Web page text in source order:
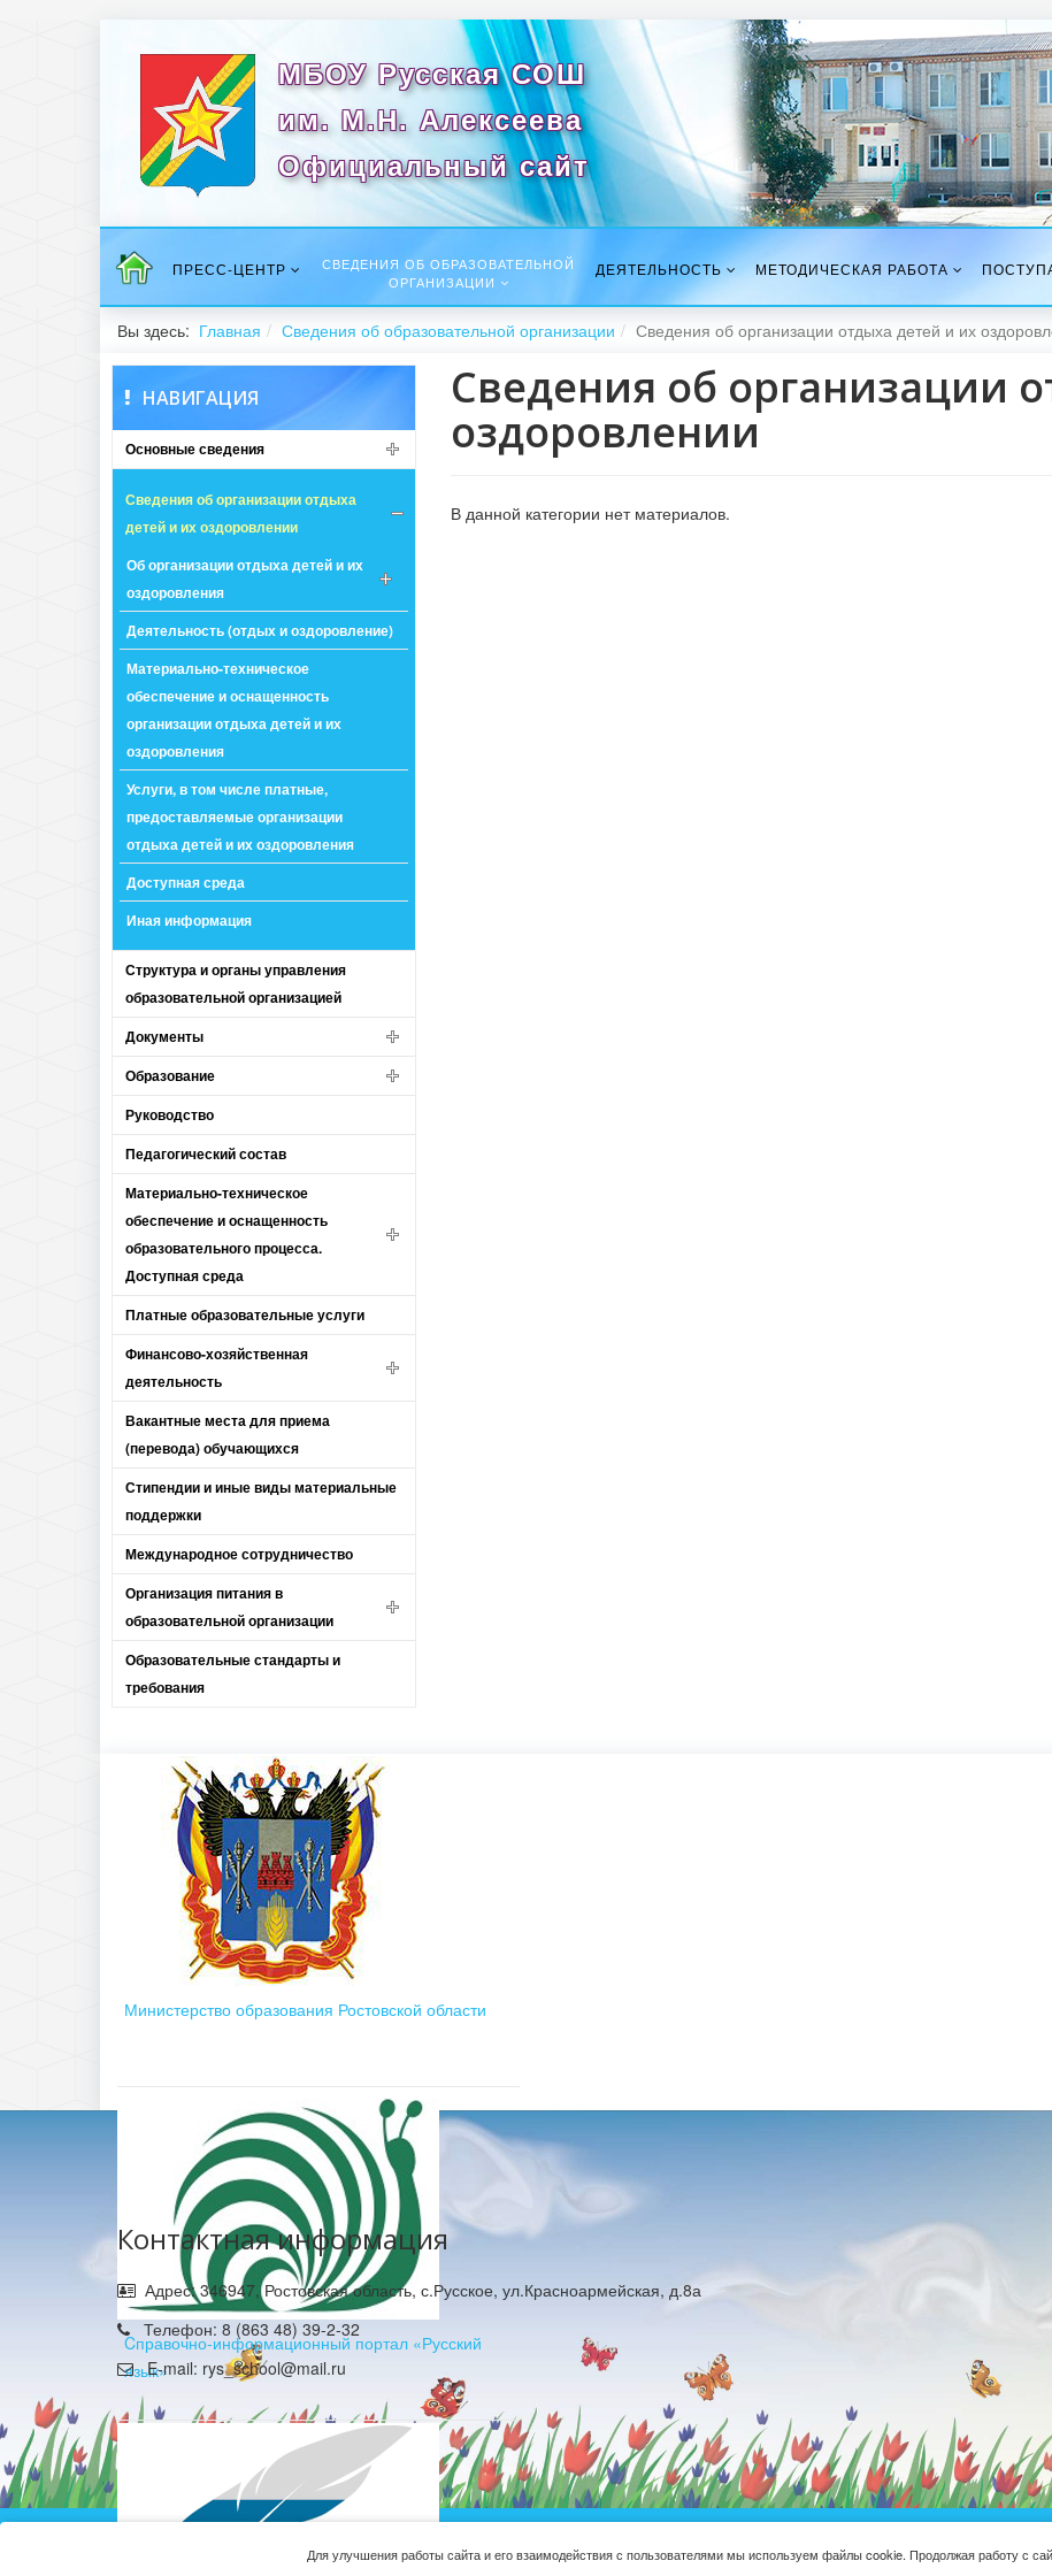
МБОУ Русская СОШ
им. М.Н. Алексеева
Официальный сайт
ПРЕСС-ЦЕНТР
СВЕДЕНИЯ ОБ ОБРАЗОВАТЕЛЬНОЙ
ОРГАНИЗАЦИИ
ДЕЯТЕЛЬНОСТЬ МЕТОДИЧЕСКАЯ РАБОТА
Вы здесь: Главная Сведения об образовательной организации Сведения об организации отдыха детей и их
НАВИГАЦИЯ
Основные сведения
Сведения об организации отдыха
детей и их оздоровлении
Об организации отдыха детей и их
оздоровления
Деятельность (отдых и оздоровление)
Материально-техническое
обеспечение и оснащенность
организации отдыха детей и их
оздоровления
Услуги, в том числе платные,
предоставляемые организации
отдыха детей и их оздоровления
Доступная среда
Иная информация
Структура и органы управления
образовательной организацией
Документы
Образование
Руководство
Педагогический состав
Материально-техническое
обеспечение и оснащенность
образовательного процесса.
Доступная среда
Платные образовательные услуги
Финансово-хозяйственная
деятельность
Вакантные места для приема
(перевода) обучающихся
Стипендии и иные виды материальные
поддержки
Международное сотрудничество
Организация питания в
образовательной организации
Образовательные стандарты и
требования
Сведения об организации
оздоровлении
В данной категории нет материалов.
Министерство образования Ростовской области
Cправочно-информационный портал «Русский
язык»
Контактная информация
Адрес: 346947, Ростовская область, с.Русское, ул.Красноармейская, д.8а
Телефон: 8 (863 48) 39-2-32
E-mail: rys_school@mail.ru
школа имени Героя Советского Союза М.Н. Алексеева © 2016-2026
Для улучшения работы сайта и его взаимодействия с пользователями мы используем файлы cookie. Продолжая работу с